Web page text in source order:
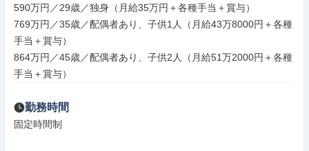
590万円／29歳／独身（月給35万円＋各種手当＋賞与）
769万円／35歳／配偶者あり、子供1人（月給43万8000円＋各種
手当＋賞与）
864万円／45歳／配偶者あり、子供2人（月給51万2000円＋各種
手当＋賞与）
勤務時間
固定時間制